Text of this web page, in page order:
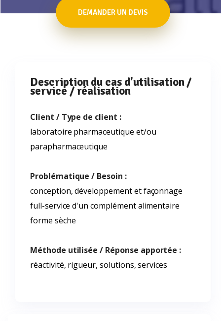
DEMANDER UN DEVIS
Description du cas d'utilisation /
service / réalisation
Client / Type de client :
laboratoire pharmaceutique et/ou
parapharmaceutique
Problématique / Besoin :
conception, développement et façonnage
full-service d'un complément alimentaire
forme sèche
Méthode utilisée / Réponse apportée :
réactivité, rigueur, solutions, services